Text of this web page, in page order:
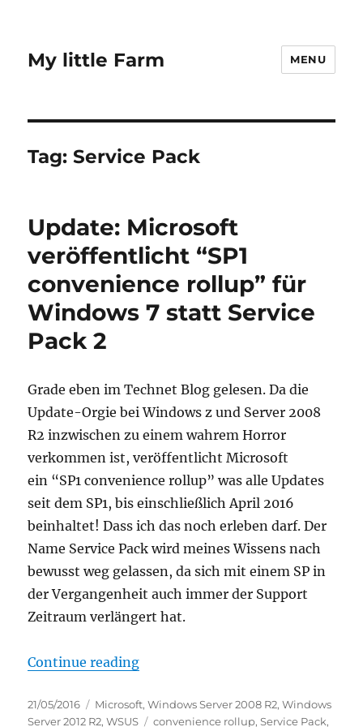
My little Farm MENU
Tag:Service Pack
Update: Microsoft
veröffentlicht “SP1
convenience rollup” für
Windows 7 statt Service
Pack 2
Grade eben im Technet Blog gelesen. Da die
Update-Orgie bei Windows z und Server 2008
R2 inzwischen zu einem wahrem Horror
verkommen ist, veröffentlicht Microsoft
ein “SP1 convenience rollup” was alle Updates
seit dem SP1, bis einschließlich April 2016
beinhaltet! Dass ich das noch erleben darf. Der
Name Service Pack wird meines Wissens nach
bewusst weg gelassen, da sich mit einem SP in
der Vergangenheit auch immer der Support
Zeitraum verlängert hat.
Continue reading“Update: Microsoft veröffentlicht
Posted
on
21/05/2016 Categories
Microsoft,Windows Server 2008 R2,Windows
Server 2012 R2,WSUS Tags
convenience rollup,Service Pack,